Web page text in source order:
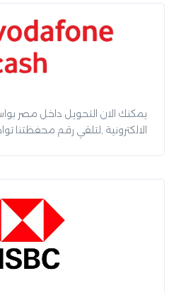
يمكنك الان التحويل داخل مصر
الالكترونية ,لتلقي رقم محفظتنا